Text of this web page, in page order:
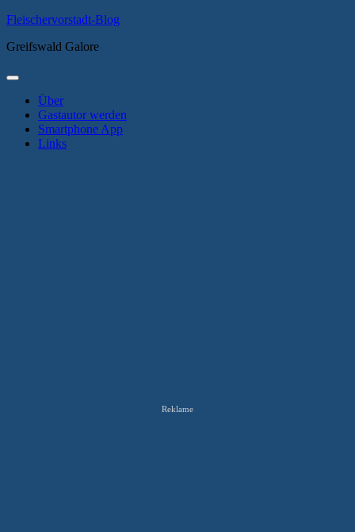
Zum
springen
Fleischervorstadt-Blog
Greifswald Galore
Primäres
Über
Gastautor werden
Smartphone App
Links
Reklame